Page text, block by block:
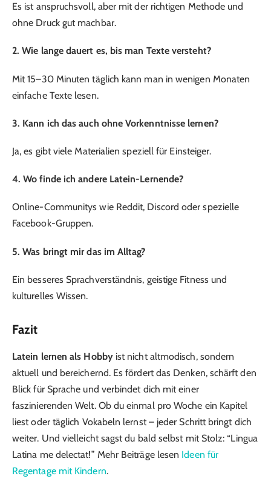
Es ist anspruchsvoll, aber mit der richtigen Methode und
ohne Druck gut machbar.
2. Wie lange dauert es, bis man Texte versteht?
Mit 15–30 Minuten täglich kann man in wenigen Monaten
einfache Texte lesen.
3. Kann ich das auch ohne Vorkenntnisse lernen?
Ja, es gibt viele Materialien speziell für Einsteiger.
4. Wo finde ich andere Latein-Lernende?
Online-Communitys wie Reddit, Discord oder spezielle
Facebook-Gruppen.
5. Was bringt mir das im Alltag?
Ein besseres Sprachverständnis, geistige Fitness und
kulturelles Wissen.
Fazit
Latein lernen als Hobbyist nicht altmodisch, sondern
aktuell und bereichernd. Es fördert das Denken, schärft den
Blick für Sprache und verbindet dich mit einer
faszinierenden Welt. Ob du einmal pro Woche ein Kapitel
liest oder täglich Vokabeln lernst – jeder Schritt bringt dich
weiter. Und vielleicht sagst du bald selbst mit Stolz: “Lingua
Latina me delectat!” Mehr Beiträge lesen Ideen für
Regentage mit Kindern.